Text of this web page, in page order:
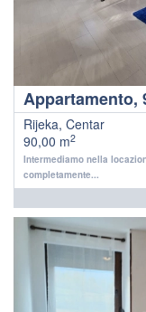
Appartamento,
Rijeka, Centar
90,00 m2
Intermediamo nella
completamente...